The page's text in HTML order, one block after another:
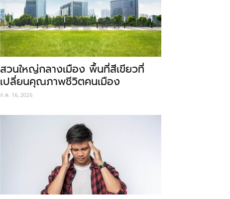
สวนใหญ่กลางเมือง พื้นที่สีเขียวที่
เปลี่ยนคุณภาพชีวิตคนเมือง
ก.ค. 16, 2026